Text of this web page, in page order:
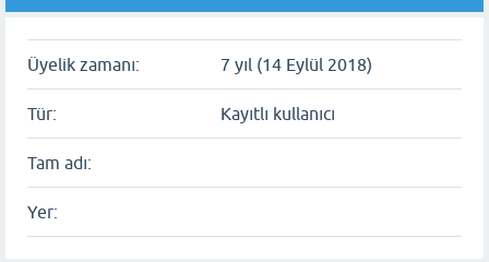
Üyelik zamanı: 7 yıl (14 Eylül 2018)
Tür: Kayıtlı kullanıcı
Tam adı:
Yer: